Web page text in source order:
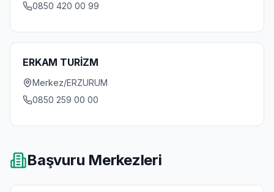
0850 420 00 99
ERKAM TURİZM
Merkez/ERZURUM
0850 259 00 00
Başvuru Merkezleri